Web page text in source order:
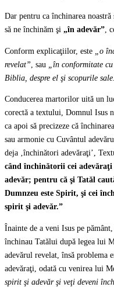
Dar pentru ca închinarea
să ne închinăm şi „în adevăr”,
Conform explicaţiilor, este
„o
revelat” , sau
„în conformitate
Biblia, despre el şi scopurile
Conducerea martorilor uită un
corectă a textului, Domnul Isus
ca apoi să precizeze că
sau armonie cu Cuvântul
deja ‚închinători adevăraţi’,
când închinătorii cei
adevăr; pentru că şi Tatăl
Dumnzeu este Spirit, şi cei
spirit şi adevăr.”
Înainte de a veni Isus pe
închinau Tatălui după legea lui
adevărul revelat, însă problema
adevăraţi, odată cu venirea lui
spirit şi adevăr şi veţi deveni